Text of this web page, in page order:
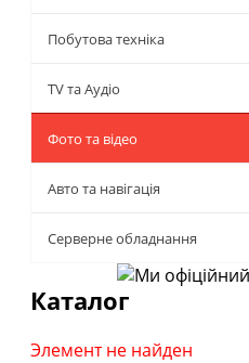
Побутова техніка
TV та Аудіо
Фото та відео
Авто та навігація
Серверне обладнання
Каталог
Элемент не найден